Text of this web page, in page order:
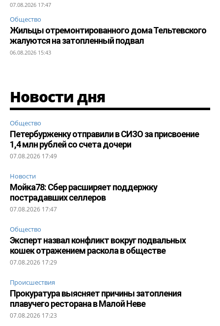
07.08.2026 17:47
Общество
Жильцы отремонтированного дома Тельтевского
жалуются на затопленный подвал
06.08.2026 15:43
Новости дня
Общество
Петербурженку отправили в СИЗО за присвоение
1,4 млн рублей со счета дочери
07.08.2026 17:49
Новости
Мойка78: Сбер расширяет поддержку
пострадавших селлеров
07.08.2026 17:47
Общество
Эксперт назвал конфликт вокруг подвальных
кошек отражением раскола в обществе
07.08.2026 17:29
Происшествия
Прокуратура выясняет причины затопления
плавучего ресторана в Малой Неве
07.08.2026 17:23